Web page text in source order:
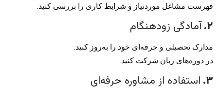
فهرست مشاغل موردنیاز و شرایط کاری را بررسی کنید.
۲.آمادگی زودهنگام
مدارک تحصیلی و حرفه‌ای خود را به‌روز کنید.
در دوره‌های زبان شرکت کنید.
۳. استفاده از مشاوره حرفه‌ای